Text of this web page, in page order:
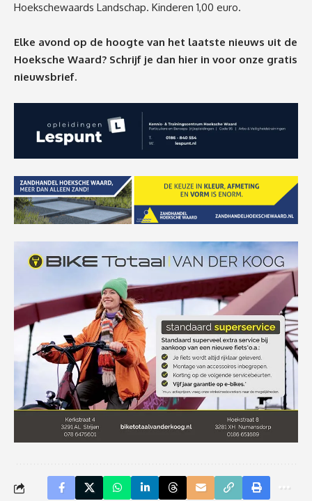
Hoekschewaards Landschap. Kinderen 1,00 euro.
Elke avond op de hoogte van het laatste nieuws uit de
Hoeksche Waard? Schrijf je dan hier in voor onze gratis
nieuwsbrief.